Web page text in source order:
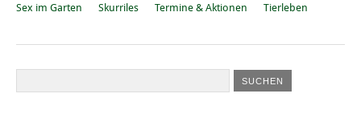
Sex im Garten
Skurriles Termine & Aktionen Tierleben